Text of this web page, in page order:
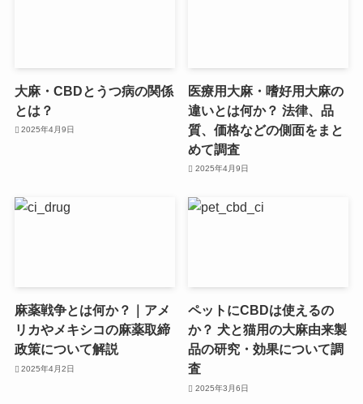
大麻・CBDとうつ病の関係
とは？
2025年4月9日
医療用大麻・嗜好用大麻の
違いとは何か？ 法律、品
質、価格などの側面をまと
めて調査
2025年4月9日
麻薬戦争とは何か？｜アメ
リカやメキシコの麻薬取締
政策について解説
2025年4月2日
ペットにCBDは使えるの
か？ 犬と猫用の大麻由来製
品の研究・効果について調
査
2025年3月6日